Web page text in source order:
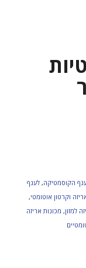
הקוסמטיקה, לענף
וקרטון אוטומטי,
למזון, מכונות אריזה